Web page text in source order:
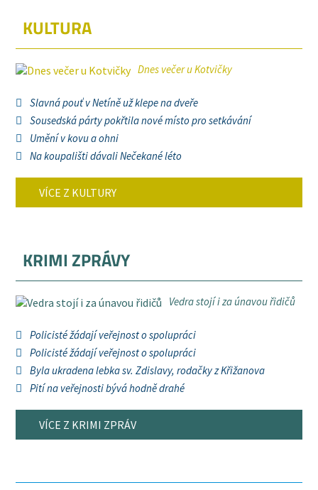
KULTURA
Dnes večer u Kotvičky
Slavná pouť v Netíně už klepe na dveře
Sousedská párty pokřtila nové místo pro setkávání
Umění v kovu a ohni
Na koupališti dávali Nečekané léto
VÍCE Z KULTURY
KRIMI ZPRÁVY
Vedra stojí i za únavou řidičů
Policisté žádají veřejnost o spolupráci
Policisté žádají veřejnost o spolupráci
Byla ukradena lebka sv. Zdislavy, rodačky z Křižanova
Pití na veřejnosti bývá hodně drahé
VÍCE Z KRIMI ZPRÁV